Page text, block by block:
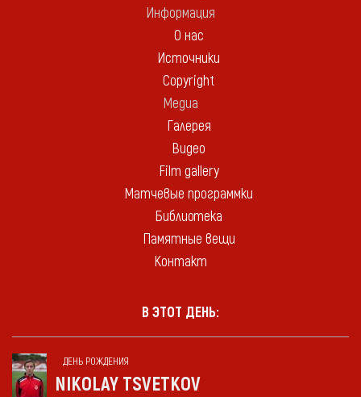
Информация
О нас
Источники
Copyright
Медиа
Галерея
Видео
Film gallery
Матчевые программки
Библиотека
Памятные вещи
Контакт
В ЭТОТ ДЕНЬ:
ДЕНЬ РОЖДЕНИЯ
NIKOLAY TSVETKOV